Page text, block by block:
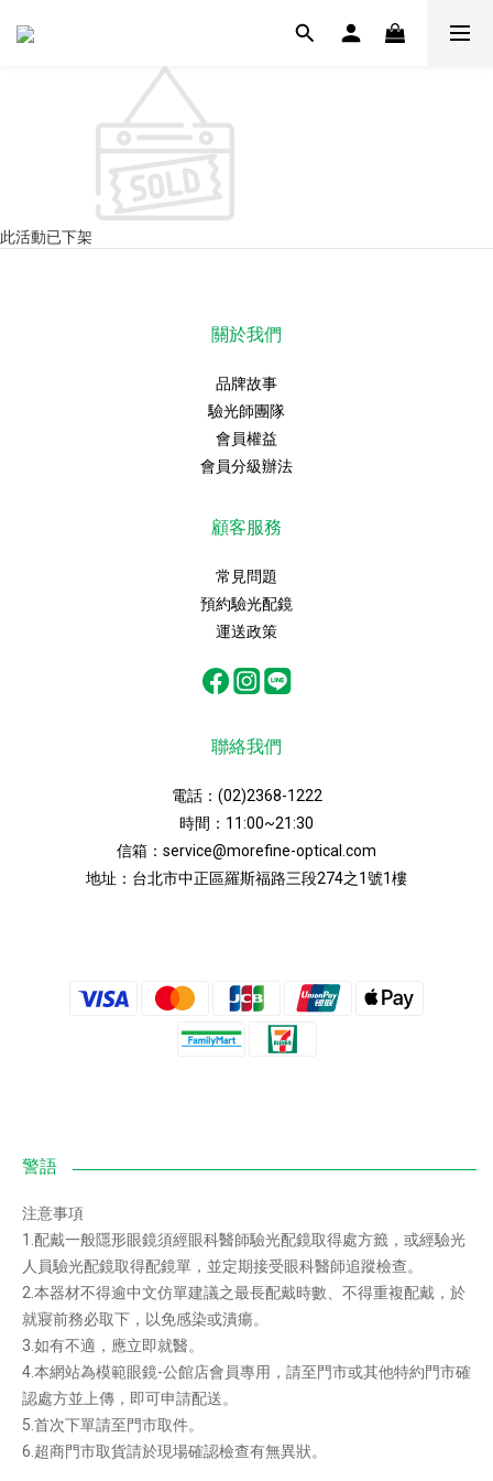
此活動已下架
關於我們
品牌故事
驗光師團隊
會員權益
會員分級辦法
顧客服務
常見問題
預約驗光配鏡
運送政策
聯絡我們
電話： (02)2368-1222
時間：11:00~21:30
信箱： service@morefine-optical.com
地址： 台北市中正區羅斯福路三段274之1號1樓
注意事項
1.配戴一般隱形眼鏡須經眼科醫師驗光配鏡取得處方籤，或經驗光
人員驗光配鏡取得配鏡單，並定期接受眼科醫師追蹤檢查。
2.本器材不得逾中文仿單建議之最長配戴時數、不得重複配戴，於
就寢前務必取下，以免感染或潰瘍。
3.如有不適，應立即就醫。
4.本網站為模範眼鏡-公館店會員專用，請至門市或其他特約門市確
認處方並上傳，即可申請配送。
5.首次下單請至門市取件。
6.超商門市取貨請於現場確認檢查有無異狀。